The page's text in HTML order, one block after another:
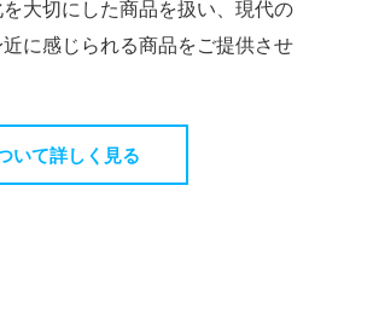
大切にした商品を扱い、現代の
に感じられる商品をご提供させ
いて詳しく見る